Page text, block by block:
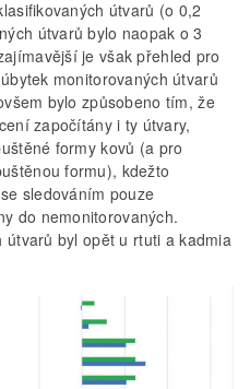
útvarů (o 0,2
útvarů bylo naopak o 3
je však přehled pro
monitorovaných útvarů
bylo způsobeno tím, že
započítány i ty útvary,
formy kovů (a pro
formu), kdežto
sledováním pouze
do nemonitorovaných.
útvarů byl opět u rtuti a kadmia